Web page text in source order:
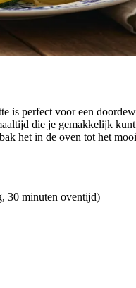
is perfect voor een
die je gemakkelijk
het in de oven tot het
30 minuten oventijd)